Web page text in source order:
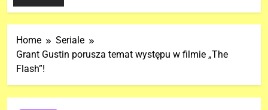
Home
Seriale
Grant Gustin porusza temat występu w filmie „The
Flash”!